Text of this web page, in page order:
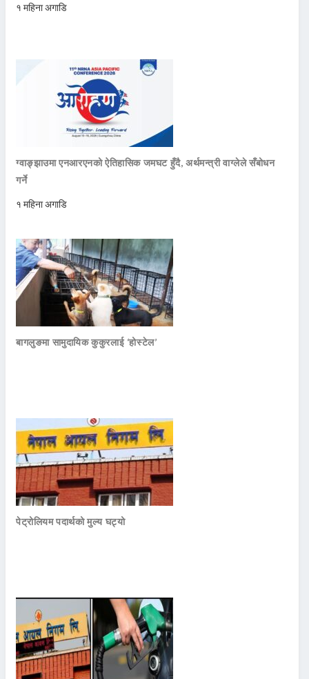
१ महिना अगाडि
ग्वाङ्झाउमा एनआरएनको ऐतिहासिक जमघट हुँदै, अर्थमन्त्री वाग्लेले सँबोधन
गर्ने
१ महिना अगाडि
बागलुङमा सामुदायिक कुकुरलाई ‘होस्टेल’
पेट्रोलियम पदार्थको मुल्य घट्यो